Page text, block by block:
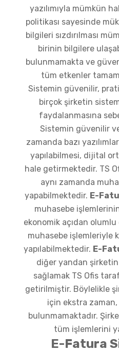
yazılımıyla mümkün
politikası sayesinde
bilgileri sızdırılması
birinin bilgilere
bulunmamakta ve
tüm etkenler
Sistemin güvenilir,
birçok şirketin
faydalanmasına
Sistemin güvenilir
zamanda bazı
yapılabilmesi, dijital
hale getirmektedir. TS
aynı zamanda
yapabilmektedir. E-
muhasebe
ekonomik açıdan
muhasebe işlemleriyle
yapılabilmektedir. E-
diğer yandan
sağlamak TS Ofis
getirilmiştir. Böylelikle
için ekstra
bulunmamaktadır.
tüm işlemlerini
E-Fatura